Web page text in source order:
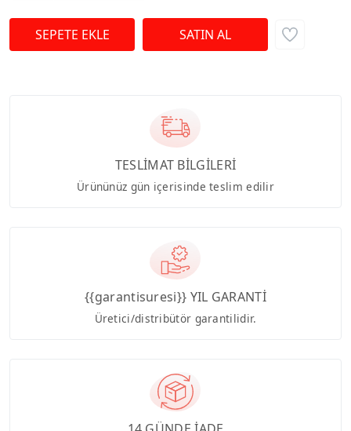
TESLİMAT BİLGİLERİ
Ürününüz gün içerisinde teslim edilir
{{garantisuresi}} YIL GARANTİ
Üretici/distribütör garantilidir.